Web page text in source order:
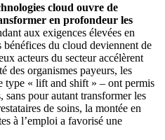
cloud ouvre de
en profondeur les
aux exigences élevées en
du cloud deviennent de
acteurs du secteur accélèrent
des organismes payeurs, les
type « lift and shift » – ont permis
sans pour autant transformer les
de soins, la montée en
à l’emploi a favorisé une